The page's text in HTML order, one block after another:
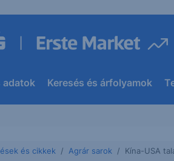
adatok Keresés és árfolyamok
és cikkek Agrár sarok Kína-USA